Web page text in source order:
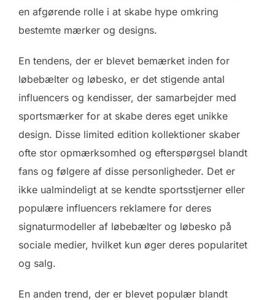
en afgørende rolle i at skabe hype omkring
bestemte mærker og designs.
En tendens, der er blevet bemærket inden for
løbebælter og løbesko, er det stigende antal
influencers og kendisser, der samarbejder med
sportsmærker for at skabe deres eget unikke
design. Disse limited edition kollektioner skaber
ofte stor opmærksomhed og efterspørgsel blandt
fans og følgere af disse personligheder. Det er
ikke ualmindeligt at se kendte sportsstjerner eller
populære influencers reklamere for deres
signaturmodeller af løbebælter og løbesko på
sociale medier, hvilket kun øger deres popularitet
og salg.
En anden trend, der er blevet populær blandt